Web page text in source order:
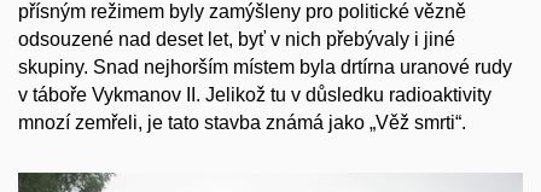
přísným režimem byly zamýšleny pro politické vězně
odsouzené nad deset let, byť v nich přebývaly i jiné
skupiny. Snad nejhorším místem byla drtírna uranové rudy
v táboře Vykmanov II. Jelikož tu v důsledku radioaktivity
mnozí zemřeli, je tato stavba známá jako „Věž smrti“.